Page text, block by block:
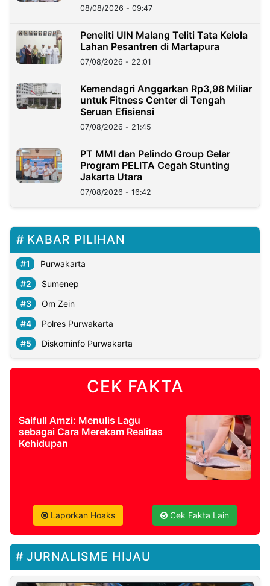
08/08/2026 - 09:47
Peneliti UIN Malang Teliti Tata Kelola
Lahan Pesantren di Martapura
07/08/2026 - 22:01
Kemendagri Anggarkan Rp3,98 Miliar
untuk Fitness Center di Tengah
Seruan Efisiensi
07/08/2026 - 21:45
PT MMI dan Pelindo Group Gelar
Program PELITA Cegah Stunting
Jakarta Utara
07/08/2026 - 16:42
KABAR PILIHAN
Purwakarta
Sumenep
Om Zein
Polres Purwakarta
Diskominfo Purwakarta
CEK FAKTA
Saifull Amzi: Menulis Lagu
sebagai Cara Merekam Realitas
Kehidupan
Laporkan Hoaks Cek Fakta Lain
JURNALISME HIJAU